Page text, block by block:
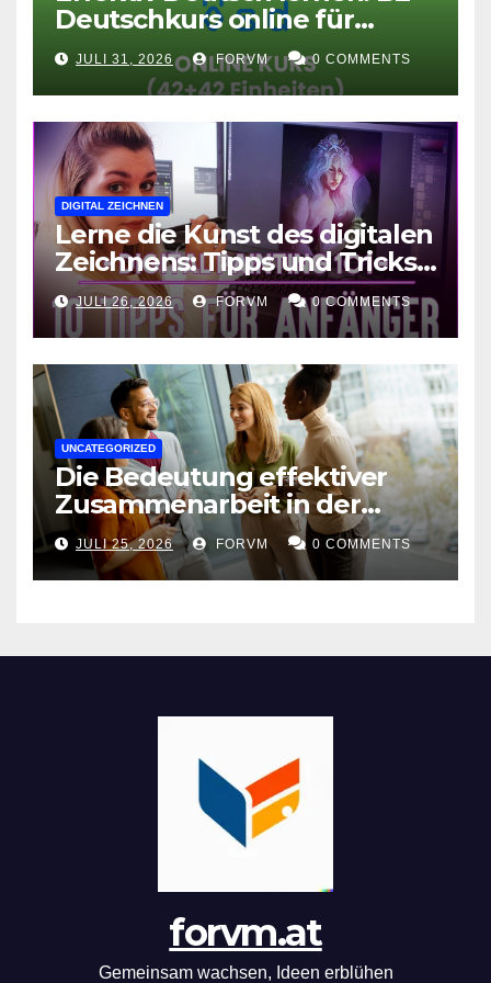
Deutschkurs online für
Fortgeschrittene
JULI 31, 2026 FORVM 0 COMMENTS
DIGITAL ZEICHNEN
Lerne die Kunst des digitalen
Zeichnens: Tipps und Tricks
für kreative Ausdruckskunst
JULI 26, 2026 FORVM 0 COMMENTS
UNCATEGORIZED
Die Bedeutung effektiver
Zusammenarbeit in der
Arbeitswelt
JULI 25, 2026 FORVM 0 COMMENTS
forvm.at
Gemeinsam wachsen, Ideen erblühen